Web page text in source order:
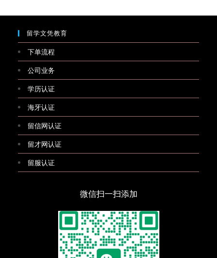
留学文凭教育
下单流程
公司业务
学历认证
海牙认证
留信网认证
留才网认证
留服认证
微信扫一扫添加